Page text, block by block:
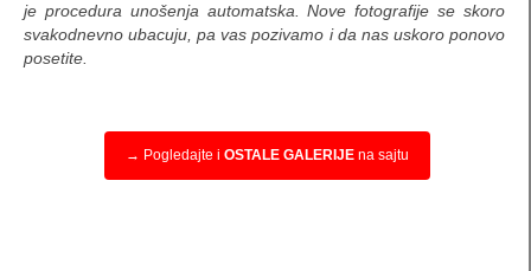
specijalna ambalaža
šestougaone kutije
je procedura unošenja automatska. Nove fotografije se skoro
svakodnevno ubacuju, pa vas pozivamo i da nas uskoro ponovo
posetite.
→ Pogledajte i OSTALE GALERIJEna sajtu